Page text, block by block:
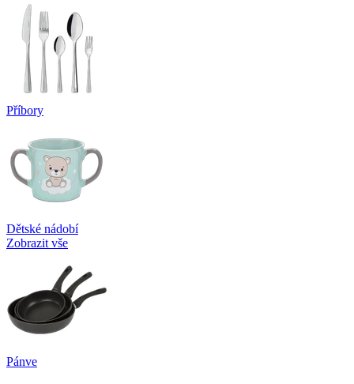
Příbory
Dětské nádobí
Zobrazit vše
Pánve